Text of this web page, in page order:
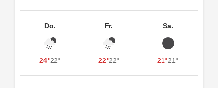
Do.
24°22°
Fr.
22°22°
Sa.
21°21°